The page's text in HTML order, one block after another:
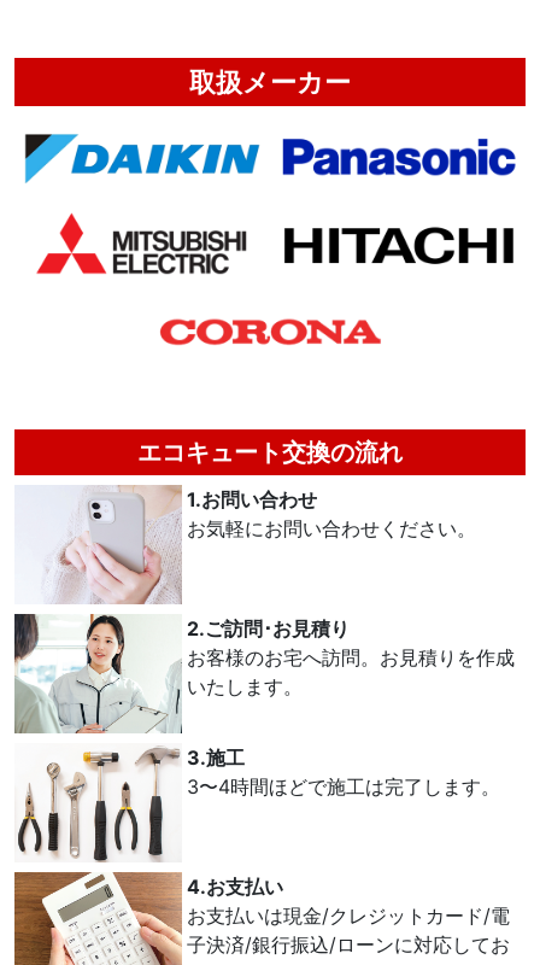
取扱メーカー
エコキュート交換の流れ
1.お問い合わせ
お気軽にお問い合わせください。
2.ご訪問･お見積り
お客様のお宅へ訪問。お見積りを作成
いたします。
3.施工
3〜4時間ほどで施工は完了します。
4.お支払い
お支払いは現金/クレジットカード/電
子決済/銀行振込/ローンに対応してお